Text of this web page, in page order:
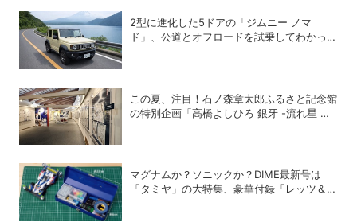
2型に進化した5ドアの「ジムニー ノマ
ド」、公道とオフロードを試乗してわかった
この夏、注目！石ノ森章太郎ふるさと記念館
の特別企画「高橋よしひろ 銀牙 -流れ星 銀-
マグナムか？ソニックか？DIME最新号は
「タミヤ」の大特集、豪華付録「レッツ＆ゴ